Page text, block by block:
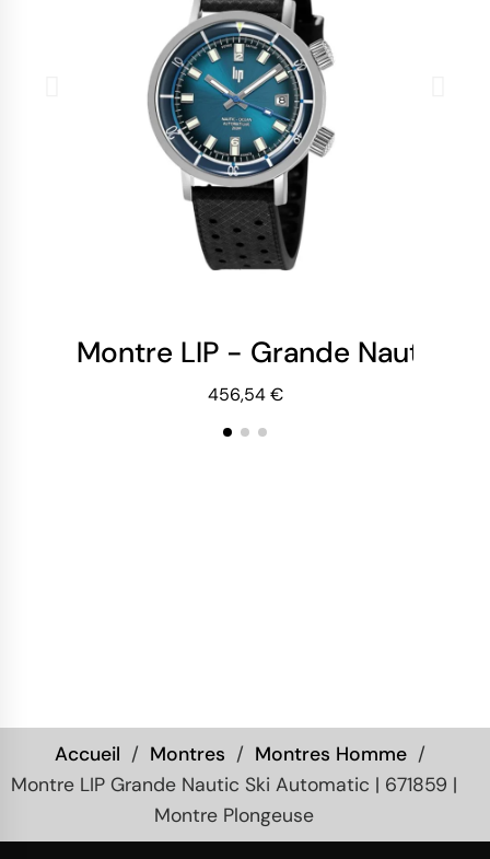
Montre LIP - Grande Nautic
456,54 €
Accueil Montres
Montres Homme
Montre LIP Grande Nautic Ski Automatic | 671859 |
Montre Plongeuse